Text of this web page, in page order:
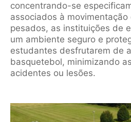
concentrando-se
associados à
pesados, as instituições de
um ambiente seguro e
estudantes desfrutarem de
basquetebol, minimizando
acidentes ou lesões.